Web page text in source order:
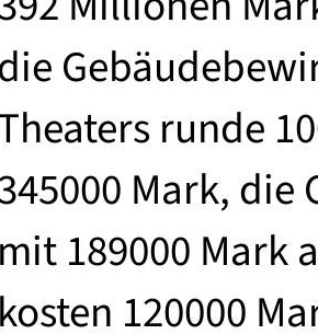
runde
Mark,
mit 189000 Mark
kosten 120000